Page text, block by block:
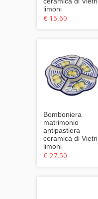
limoni
€ 15,60
Bomboniera
matrimonio
antipastiera
ceramica di Vietri
limoni
€ 27,50